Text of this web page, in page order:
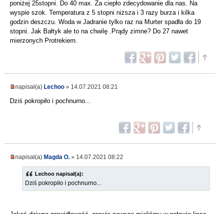
poniżej 25stopni. Do 40 max. Za ciepło zdecydowanie dla nas. Na
wyspie szok. Temperatura z 5 stopni niższa i 3 razy burza i kilka
godzin deszczu. Woda w Jadranie tylko raz na Murter spadła do 19
stopni. Jak Bałtyk ale to na chwilę .Prądy zimne? Do 27 nawet
mierzonych Protrekiem.
napisał(a) Lechoo » 14.07.2021 08:21
Dziś pokropiło i pochnurno...
napisał(a) Magda O. » 14.07.2021 08:22
Lechoo napisał(a):
Dziś pokropiło i pochnurno...